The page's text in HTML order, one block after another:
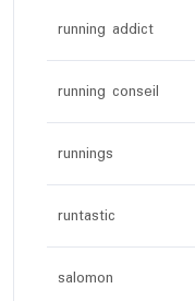
running addict
running conseil
runnings
runtastic
salomon